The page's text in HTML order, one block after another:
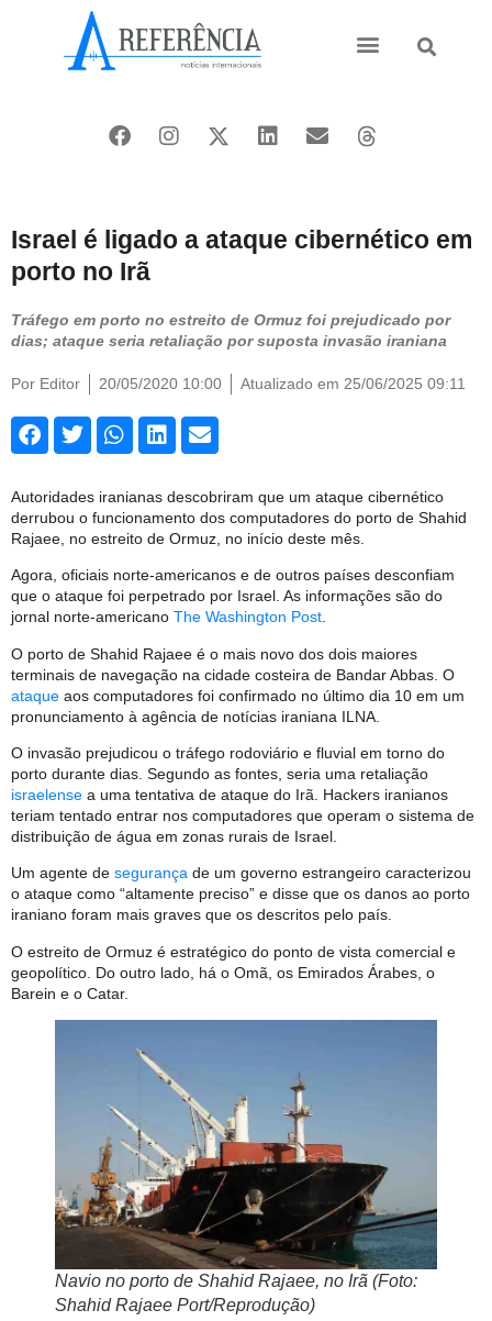
Israel é ligado a ataque cibernético em
porto no Irã
Tráfego em porto no estreito de Ormuz foi prejudicado por
dias; ataque seria retaliação por suposta invasão iraniana
Por Editor 20/05/2020 10:00 Atualizado em 25/06/2025 09:11
Autoridades iranianas descobriram que um ataque cibernético
derrubou o funcionamento dos computadores do porto de Shahid
Rajaee, no estreito de Ormuz, no início deste mês.
Agora, oficiais norte-americanos e de outros países desconfiam
que o ataque foi perpetrado por Israel. As informações são do
jornal norte-americano The Washington Post.
O porto de Shahid Rajaee é o mais novo dos dois maiores
terminais de navegação na cidade costeira de Bandar Abbas. O
ataque aos computadores foi confirmado no último dia 10 em um
pronunciamento à agência de notícias iraniana ILNA.
O invasão prejudicou o tráfego rodoviário e fluvial em torno do
porto durante dias. Segundo as fontes, seria uma retaliação
israelense a uma tentativa de ataque do Irã. Hackers iranianos
teriam tentado entrar nos computadores que operam o sistema de
distribuição de água em zonas rurais de Israel.
Um agente de segurança de um governo estrangeiro caracterizou
o ataque como “altamente preciso” e disse que os danos ao porto
iraniano foram mais graves que os descritos pelo país.
O estreito de Ormuz é estratégico do ponto de vista comercial e
geopolítico. Do outro lado, há o Omã, os Emirados Árabes, o
Barein e o Catar.
Navio no porto de Shahid Rajaee, no Irã (Foto:
Shahid Rajaee Port/Reprodução)